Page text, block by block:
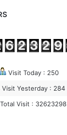
Visit Today : 250
Visit Yesterday : 284
Total Visit : 32623298